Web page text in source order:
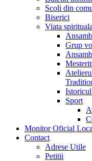
Scoli din
Biserici
Viata
Grup
Sport
Monitor Oficial
Contact
Adrese Utile
Petitii